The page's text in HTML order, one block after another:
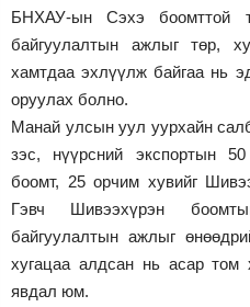
БНХАУ-ын Сэхэ боомттой
байгуулалтын ажлыг төр,
хамтдаа эхлүүлж байгаа нь
оруулах болно.
Манай улсын уул уурхайн
зэс, нүүрсний экспортын
боомт, 25 орчим хувийг
Гэвч Шивээхүрэн
байгуулалтын ажлыг
хугацаа алдсан нь асар
явдал юм.